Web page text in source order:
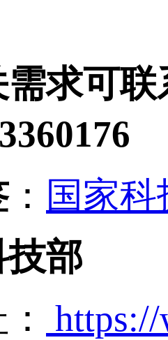
求可联
： 国家
部